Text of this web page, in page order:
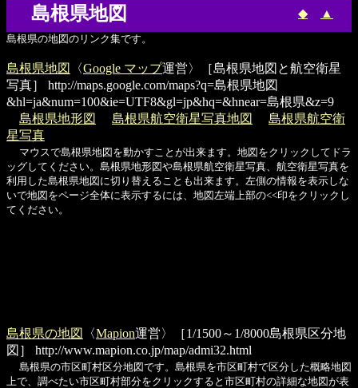
島根県地図 ◆ ▲
島根県の地図のリンク集です。
島根県地図 〈Google マップ運営〉［島根県地図と航空衛星
写真］
http://maps.google.com/maps?q=島根県地図
&hl=ja&num=100&ie=UTF8&gl=jp&hq=&hnear=島根県&z=9
島根県地形図
島根県航空衛星写真地図
島根県航空衛
星写真
マウスで島根県地図を動かすことが出来ます。地図をクリックしてドラ
ッグしてください。島根県地形図や島根県航空衛星写真、航空衛星写真を
利用した島根県地図に切り替えることも出来ます。左側の情報を表示しな
いで地図をページ全体に表示するには、地図左端上部の<<印をクリックし
てください。
島根県の地図 〈Mapion運営〉［1/1500～1/8000島根県区分地
図］
http://www.mapion.co.jp/map/admi32.html
島根県の市区町村区分地図です。島根県を市区町村で区分した概略地図
上で、調べたい市区町村部分をクリックすると市区町村の詳細な地図が表